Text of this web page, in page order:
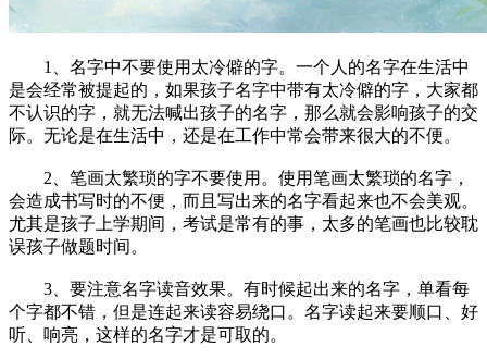
1、名字中不要使用太冷僻的字。一个人的名字在生活中
是会经常被提起的，如果孩子名字中带有太冷僻的字，大家都
不认识的字，就无法喊出孩子的名字，那么就会影响孩子的交
际。无论是在生活中，还是在工作中常会带来很大的不便。
2、笔画太繁琐的字不要使用。使用笔画太繁琐的名字，
会造成书写时的不便，而且写出来的名字看起来也不会美观。
尤其是孩子上学期间，考试是常有的事，太多的笔画也比较耽
误孩子做题时间。
3、要注意名字读音效果。有时候起出来的名字，单看每
个字都不错，但是连起来读容易绕口。名字读起来要顺口、好
听、响亮，这样的名字才是可取的。